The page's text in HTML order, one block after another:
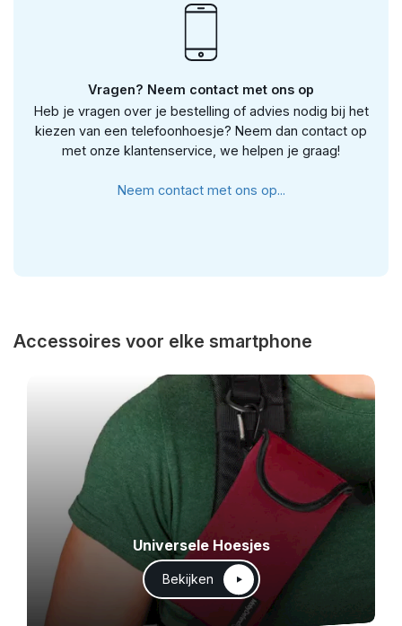
Vragen? Neem contact met ons op
Heb je vragen over je bestelling of advies nodig bij het
kiezen van een telefoonhoesje? Neem dan contact op
met onze klantenservice, we helpen je graag!
Neem contact met ons op...
Accessoires voor elke smartphone
Universele Hoesjes
Bekijken